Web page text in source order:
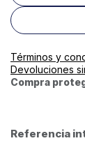
Términos y
Devoluciones
Compra
Referencia